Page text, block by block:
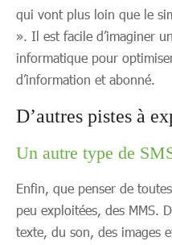
qui vont plus loin que le
». Il est facile d’imaginer
informatique pour
d’information et abonné.
D’autres pistes à
Un autre type de
Enfin, que penser de
peu exploitées, des MMS.
texte, du son, des images